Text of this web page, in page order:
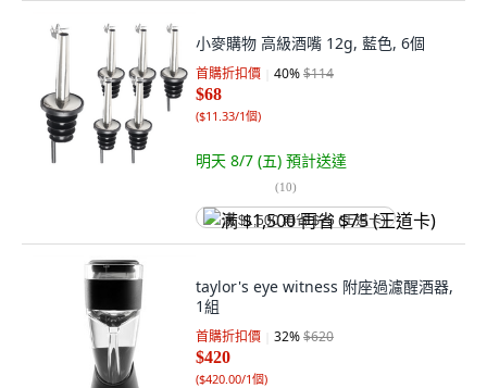
小麥購物 高級酒嘴 12g, 藍色, 6個
首購折扣價 40%$114
$68
($11.33/1個)
明天 8/7 (五) 預計送達
(10)
满 $1,500 再省 $75 (王道卡)
taylor's eye witness 附座過濾醒酒器,
1組
首購折扣價 32%$620
$420
($420.00/1個)